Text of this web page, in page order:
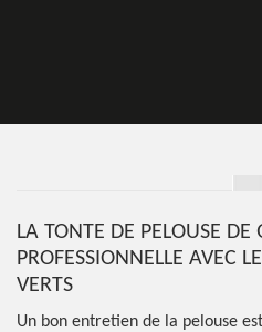
LA TONTE DE PELOUSE DE
PROFESSIONNELLE AVEC
VERTS
Un bon entretien de la pelouse